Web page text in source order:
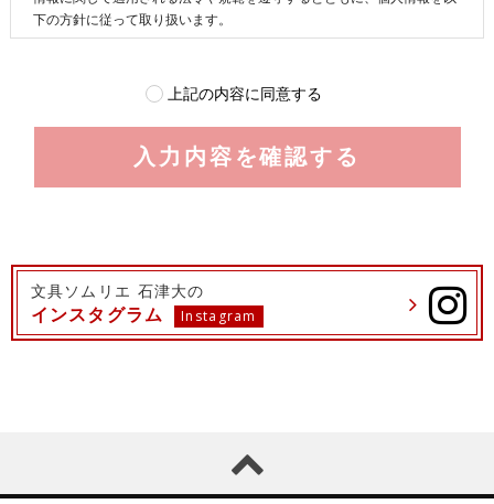
文具ソムリエ 石津大の
インスタグラム Instagram